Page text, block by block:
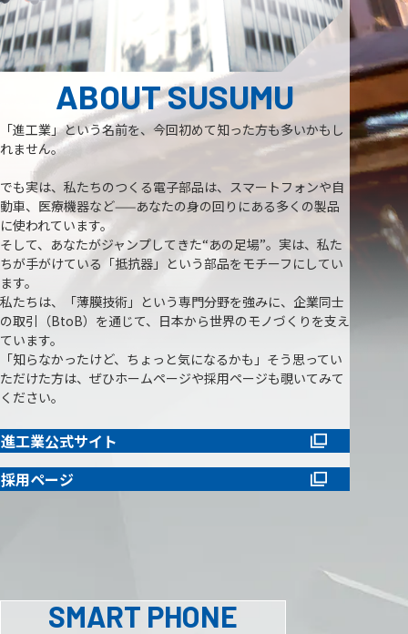
ABOUT SUSUMU
「進工業」という名前を、今回初めて知った方も多いかもし
れません。
でも実は、私たちのつくる電子部品は、スマートフォンや自
動車、医療機器など——あなたの身の回りにある多くの製品
に使われています。
そして、あなたがジャンプしてきた“あの足場”。実は、私た
ちが手がけている「抵抗器」という部品をモチーフにしてい
ます。
私たちは、「薄膜技術」という専門分野を強みに、企業同士
の取引（BtoB）を通じて、日本から世界のモノづくりを支え
ています。
「知らなかったけど、ちょっと気になるかも」そう思ってい
ただけた方は、ぜひホームページや採用ページも覗いてみて
ください。
進工業公式サイト
採用ページ
SMART PHONE